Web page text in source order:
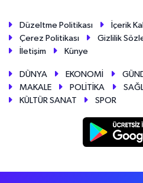
Düzeltme Politikası
İçerik
Çerez Politikası
Gizlilik
İletişim
Künye
DÜNYA EKONOMİ
MAKALE
POLİTİKA
KÜLTÜR SANAT
SPOR